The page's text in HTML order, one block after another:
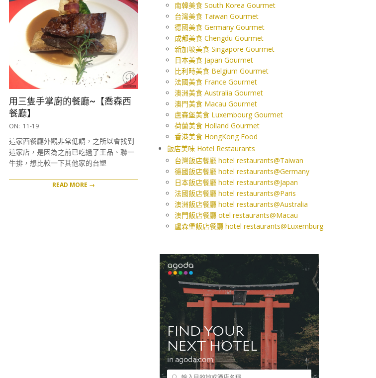
用三隻手掌廚的餐廳~【喬森西
餐廳】
2016-
19
ON: 11-19
這家西餐廳外觀非常低調，之所以會找到
這家店，是因為之前已吃過了王品、聯一
牛排，想比較一下其他家的台塑
READ MORE →
南韓美食 South Korea Gourmet
台灣美食 Taiwan Gourmet
德國美食 Germany Gourmet
成都美食 Chengdu Gourmet
新加坡美食 Singapore Gourmet
日本美食 Japan Gourmet
比利時美食 Belgium Gourmet
法國美食 France Gourmet
澳洲美食 Australia Gourmet
澳門美食 Macau Gourmet
盧森堡美食 Luxembourg Gourmet
荷蘭美食 Holland Gourmet
香港美食 HongKong Food
飯店美味 Hotel Restaurants
台灣飯店餐廳 hotel restaurants@Taiwan
德國飯店餐廳 hotel restaurants@Germany
日本飯店餐廳 hotel restaurants@Japan
法國飯店餐廳 hotel restaurants@Paris
澳洲飯店餐廳 hotel restaurants@Australia
澳門飯店餐廳 otel restaurants@Macau
盧森堡飯店餐廳 hotel restaurants@Luxemburg